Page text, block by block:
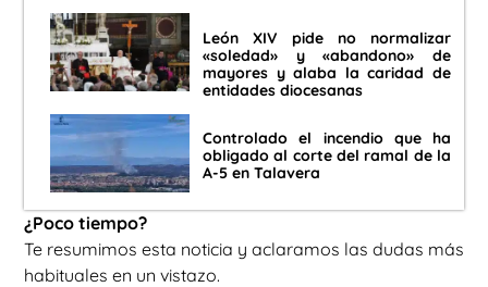
León XIV pide no normalizar
«soledad» y «abandono» de
mayores y alaba la caridad de
entidades diocesanas
Controlado el incendio que ha
obligado al corte del ramal de la
A-5 en Talavera
¿Poco tiempo?
Te resumimos esta noticia y aclaramos las dudas más
habituales en un vistazo.